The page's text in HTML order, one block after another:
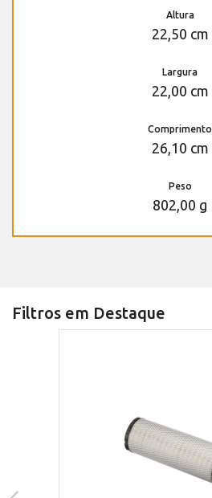
Altura
22,50 cm
Largura
22,00 cm
Comprimento
26,10 cm
Peso
802,00 g
Filtros em Destaque